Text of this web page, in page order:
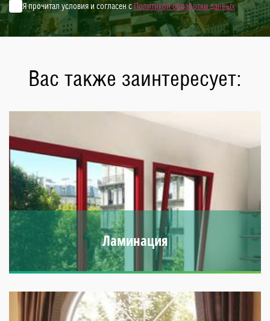
Я прочитал условия и согласен сПолитикой обработки данных
Вас также заинтересует:
Ламинация
Возможность выбора цвета. Высокая прочность и